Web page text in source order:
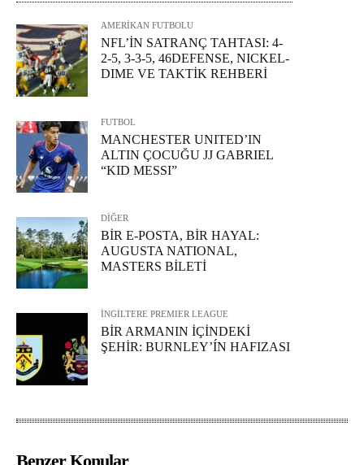
AMERİKAN FUTBOLU
NFL’İN SATRANÇ TAHTASI: 4-
2-5, 3-3-5, 46DEFENSE, NICKEL-
DIME VE TAKTİK REHBERİ
FUTBOL
MANCHESTER UNITED’IN
ALTIN ÇOCUĞU JJ GABRIEL
“KID MESSI”
DİĞER
BİR E-POSTA, BİR HAYAL:
AUGUSTA NATIONAL,
MASTERS BİLETİ
İNGİLTERE PREMIER LEAGUE
BİR ARMANIN İÇİNDEKİ
ŞEHİR: BURNLEY’ÍN HAFIZASI
Benzer Konular